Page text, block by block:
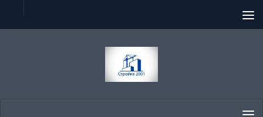
Перейти к содержимому